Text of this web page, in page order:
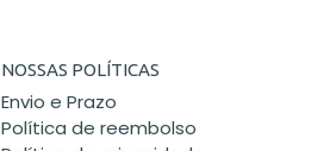
NOSSAS POLÍTICAS
Envio e Prazo
Política de reembolso